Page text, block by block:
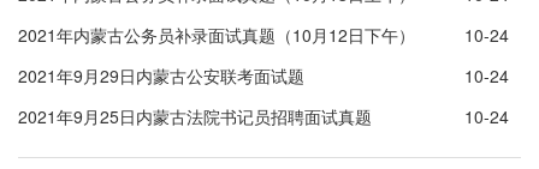
2021年内蒙古公务员补录面试真题（10月12日下午）
10-24
2021年9月29日内蒙古公安联考面试题
10-24
2021年9月25日内蒙古法院书记员招聘面试真题
10-24